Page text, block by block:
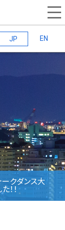
JP EN
ークダンス大
！！